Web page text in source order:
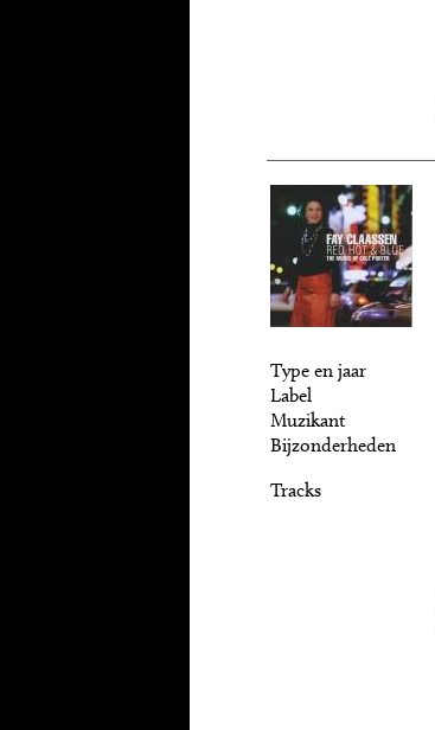
Type en jaar
Label
Muzikant
Bijzonderheden
Tracks